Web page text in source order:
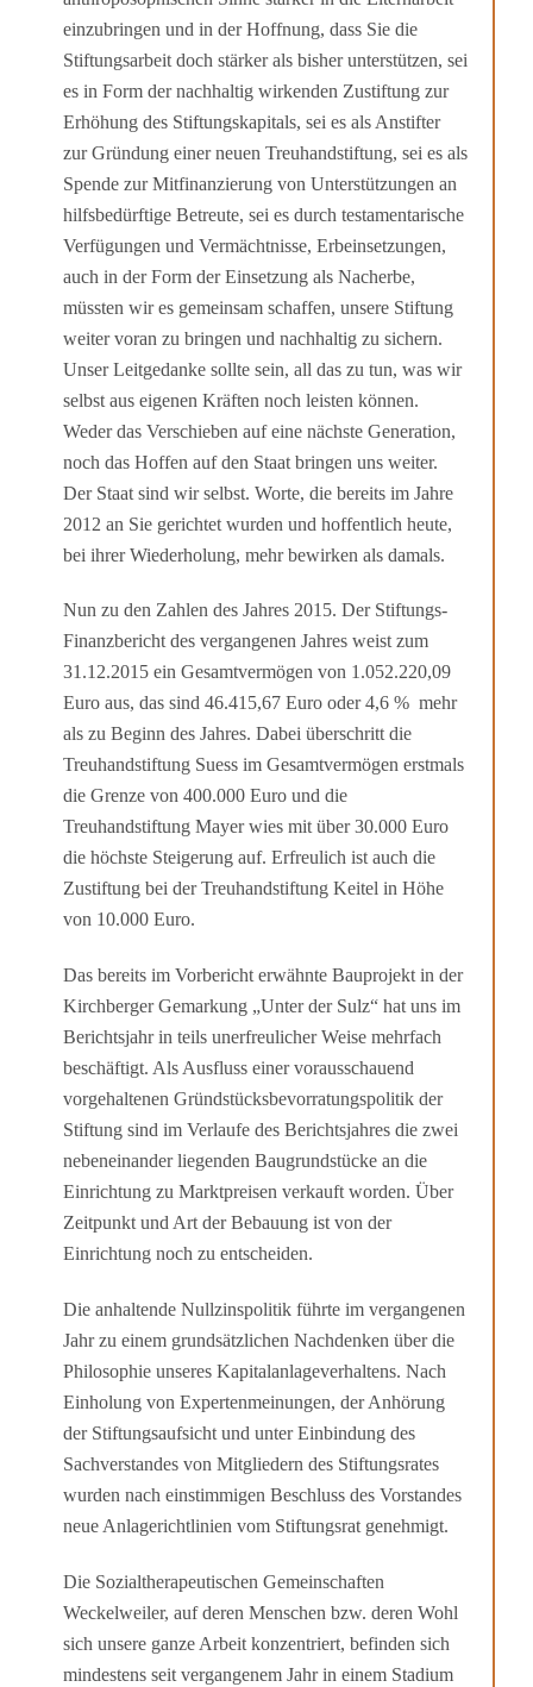
einzubringen und in der Hoffnung, dass Sie die
Stiftungsarbeit doch stärker als bisher unterstützen, sei
es in Form der nachhaltig wirkenden Zustiftung zur
Erhöhung des Stiftungskapitals, sei es als Anstifter
zur Gründung einer neuen Treuhandstiftung, sei es als
Spende zur Mit­finanzierung von Unterstützungen an
hilfsbedürftige Betreute, sei es durch testamenta­rische
Verfügungen und Vermächtnisse, Erbeinsetzungen,
auch in der Form der Ein­setzung als Nacherbe,
müssten wir es gemeinsam schaffen, unsere Stiftung
weiter voran zu bringen und nachhaltig zu sichern.
Unser Leitgedanke sollte sein, all das zu tun, was wir
selbst aus eigenen Kräften noch leisten können.
Weder das Verschieben auf eine nächste Generation,
noch das Hoffen auf den Staat bringen uns weiter.
Der Staat sind wir selbst. Worte, die bereits im Jahre
2012 an Sie gerichtet wurden und hoffentlich heute,
bei ihrer Wiederholung, mehr bewirken als damals.
Nun zu den Zahlen des Jahres 2015. Der Stiftungs-
Finanzbericht des vergangenen Jahres weist zum
31.12.2015 ein Gesamtvermögen von 1.052.220,09
Euro aus, das sind 46.415,67 Euro oder 4,6 % mehr
als zu Beginn des Jahres. Dabei überschritt die
Treuhandstiftung Suess im Gesamtvermögen erstmals
die Grenze von 400.000 Euro und die
Treuhandstiftung Mayer wies mit über 30.000 Euro
die höchste Steigerung auf. Erfreulich ist auch die
Zustiftung bei der Treuhandstiftung Keitel in Höhe
von 10.000 Euro.
Das bereits im Vorbericht erwähnte Bauprojekt in der
Kirchberger Gemarkung „Unter der Sulz“ hat uns im
Berichtsjahr in teils unerfreulicher Weise mehrfach
beschäftigt. Als Ausfluss einer vorausschauend
vorgehaltenen Gründstücksbevorratungspolitik der
Stiftung sind im Verlaufe des Berichtsjahres die zwei
nebeneinander liegenden Bau­grundstücke an die
Einrichtung zu Marktpreisen verkauft worden. Über
Zeitpunkt und Art der Bebauung ist von der
Einrichtung noch zu entscheiden.
Die anhaltende Nullzinspolitik führte im vergangenen
Jahr zu einem grundsätzlichen Nachdenken über die
Philosophie unseres Kapitalanlageverhaltens. Nach
Einholung von Expertenmeinungen, der Anhörung
der Stiftungsaufsicht und unter Einbindung des
Sachverstandes von Mitgliedern des Stiftungsrates
wurden nach einstimmigen Be­schluss des Vorstandes
neue Anlagerichtlinien vom Stiftungsrat genehmigt.
Die Sozialtherapeutischen Gemeinschaften
Weckelweiler, auf deren Menschen bzw. deren Wohl
sich unsere ganze Arbeit konzentriert, befinden sich
mindestens seit ver­gangenem Jahr in einem Stadium